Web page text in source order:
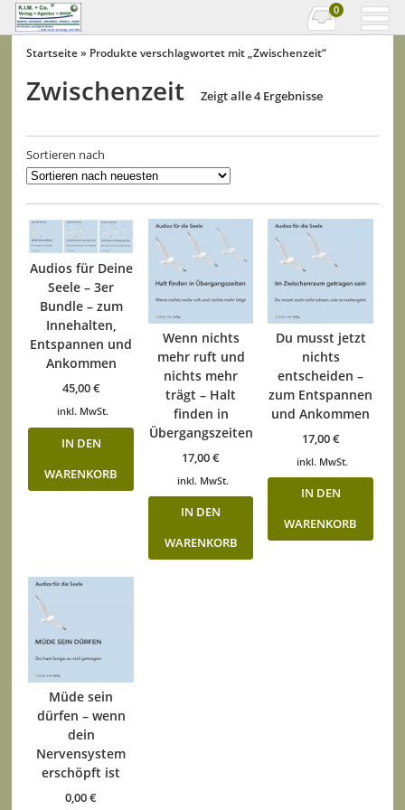
0
Startseite» Produkte verschlagwortet mit „Zwischenzeit“
Zwischenzeit Zeigt alle 4 Ergebnisse
Sortieren nach
Audios für Deine
Seele – 3er
Bundle – zum
Innehalten,
Entspannen und
Ankommen
45,00€
inkl. MwSt.
IN DEN
WARENKORB
Wenn nichts
mehr ruft und
nichts mehr
trägt – Halt
finden in
Übergangszeiten
17,00€
inkl. MwSt.
IN DEN
WARENKORB
Du musst jetzt
nichts
entscheiden –
zum Entspannen
und Ankommen
17,00€
inkl. MwSt.
IN DEN
WARENKORB
Müde sein
dürfen – wenn
dein
Nervensystem
erschöpft ist
0,00€